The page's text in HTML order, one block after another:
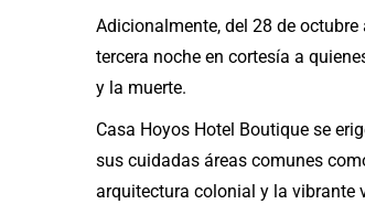
Adicionalmente, del 28 de
tercera noche en cortesía a
y la muerte.
Casa Hoyos Hotel Boutique se
sus cuidadas áreas comunes
arquitectura colonial y la vibrante